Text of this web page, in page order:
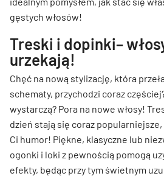
gęstych włosów!
Treski i dopinki–
urzekają!
Chęć na nową stylizację, która
schematy, przychodzi coraz
wystarczą? Pora na nowe włosy!
dzień stają się coraz
Ci humor! Piękne, klasyczne lub
ogonki i loki z pewnością pomogą
efekty, będąc przy tym świetnym